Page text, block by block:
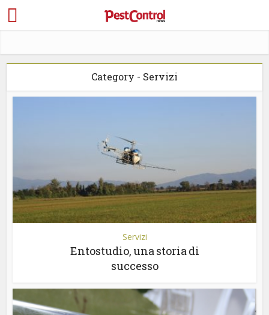
Category - Servizi
Servizi
Entostudio, una storia di
successo